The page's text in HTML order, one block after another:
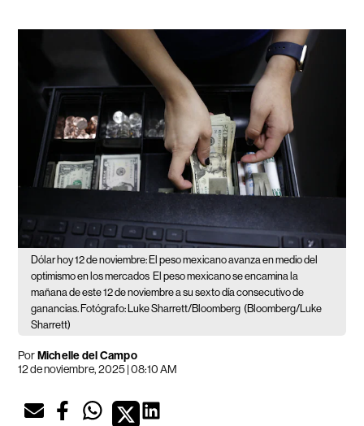
Dólar hoy 12 de noviembre: El peso mexicano avanza en medio del
optimismo en los mercados El peso mexicano se encamina la
mañana de este 12 de noviembre a su sexto día consecutivo de
ganancias. Fotógrafo: Luke Sharrett/Bloomberg (Bloomberg/Luke
Sharrett)
PorMichelle del Campo
12 de noviembre, 2025 | 08:10 AM